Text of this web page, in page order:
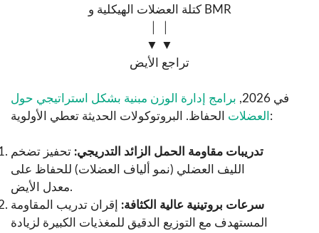
كتلة العضلات الهيكلية و BMR
▼ ▼
تراجع الأيض
في 2026,
برامج إدارة الوزن مبنية بشكل استراتيجي حول
العضلات الحفاظ. البروتوكولات الحديثة تعطي الأولوية:
تدريبات مقاومة الحمل الزائد التدريجي: تحفيز تضخم
الليف العضلي (نمو ألياف العضلات) للحفاظ على
معدل الأيض.
سرعات بروتينية عالية الكثافة: إقران تدريب المقاومة
المستهدف مع التوزيع الدقيق للمغذيات الكبيرة لزيادة